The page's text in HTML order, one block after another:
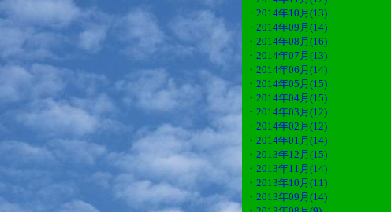
・2014年10月(13)
・2014年09月(14)
・2014年08月(16)
・2014年07月(13)
・2014年06月(14)
・2014年05月(15)
・2014年04月(15)
・2014年03月(12)
・2014年02月(12)
・2014年01月(14)
・2013年12月(15)
・2013年11月(14)
・2013年10月(11)
・2013年09月(14)